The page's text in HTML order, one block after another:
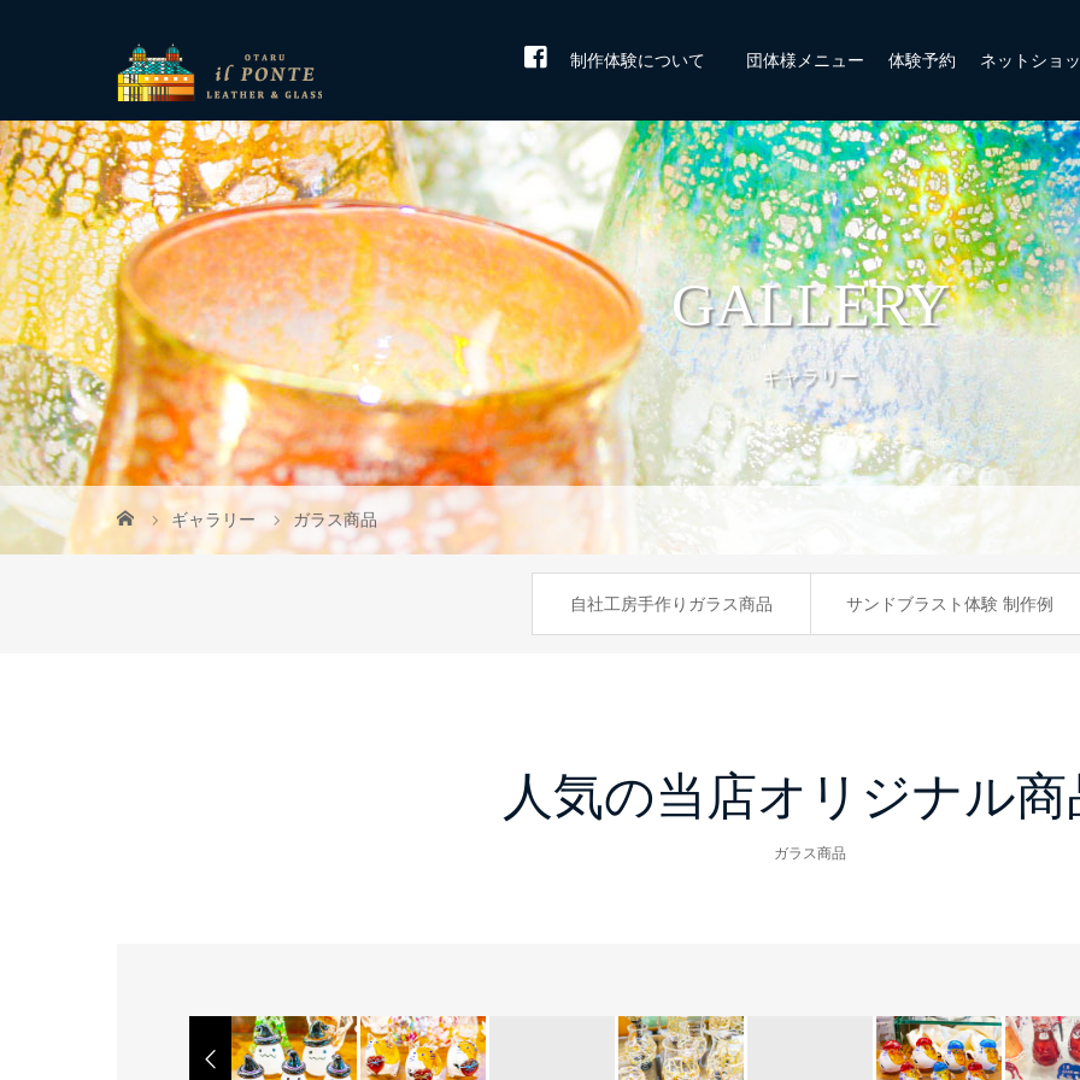
制作体験について 団体様メニュー 体験予約 ネットショ
GALLERY
ギャラリー
ギャラリー ガラス商品
自社工房手作りガラス商品 サンドブラスト体験 制作例
人気の当店オリジナル商
ガラス商品